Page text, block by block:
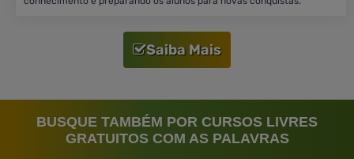
Saiba Mais
BUSQUE TAMBÉM POR CURSOS LIVRES
GRATUITOS COM AS PALAVRAS